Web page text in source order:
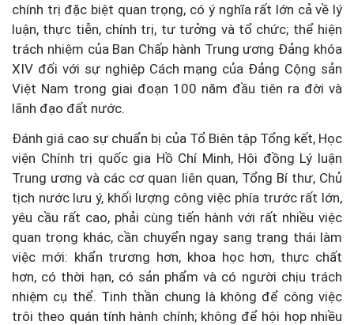
chính trị đặc biệt quan trọng, có ý nghĩa rất lớn cả về lý
luận, thực tiễn, chính trị, tư tưởng và tổ chức; thể hiện
trách nhiệm của Ban Chấp hành Trung ương Đảng khóa
XIV đối với sự nghiệp Cách mạng của Đảng Cộng sản
Việt Nam trong giai đoạn 100 năm đầu tiên ra đời và
lãnh đạo đất nước.
Đánh giá cao sự chuẩn bị của Tổ Biên tập Tổng kết, Học
viện Chính trị quốc gia Hồ Chí Minh, Hội đồng Lý luận
Trung ương và các cơ quan liên quan, Tổng Bí thư, Chủ
tịch nước lưu ý, khối lượng công việc phía trước rất lớn,
yêu cầu rất cao, phải cùng tiến hành với rất nhiều việc
quan trọng khác, cần chuyển ngay sang trạng thái làm
việc mới: khẩn trương hơn, khoa học hơn, thực chất
hơn, có thời hạn, có sản phẩm và có người chịu trách
nhiệm cụ thể. Tinh thần chung là không để công việc
trôi theo quán tính hành chính; không để hội họp nhiều